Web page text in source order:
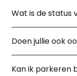
Wat is de status
Doen jullie ook
Kan ik parkeren